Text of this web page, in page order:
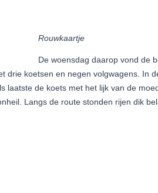
Rouwkaartje
De woensdag daarop vond de
drie koetsen en negen volgwagens. In
laatste de koets met het lijk van de
Langs de route stonden rijen dik